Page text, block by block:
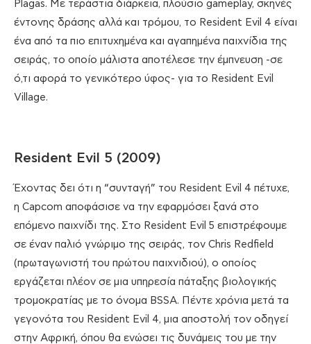
Plagas. Με τεράστια διάρκεια, πλούσιο gameplay, σκηνές
έντονης δράσης αλλά και τρόμου, το Resident Evil 4 είναι
ένα από τα πιο επιτυχημένα και αγαπημένα παιχνίδια της
σειράς, το οποίο μάλιστα αποτέλεσε την έμπνευση -σε
ό,τι αφορά το γενικότερο ύφος- για το Resident Evil
Village.
Resident Evil 5 (2009)
Έχοντας δει ότι η “συνταγή” του Resident Evil 4 πέτυχε,
η Capcom αποφάσισε να την εφαρμόσει ξανά στο
επόμενο παιχνίδι της. Στο Resident Evil 5 επιστρέφουμε
σε έναν παλιό γνώριμο της σειράς, τον Chris Redfield
(πρωταγωνιστή του πρώτου παιχνιδιού), ο οποίος
εργάζεται πλέον σε μια υπηρεσία πάταξης βιολογικής
τρομοκρατίας με το όνομα BSSA. Πέντε χρόνια μετά τα
γεγονότα του Resident Evil 4, μια αποστολή τον οδηγεί
στην Αφρική, όπου θα ενώσει τις δυνάμεις του με την